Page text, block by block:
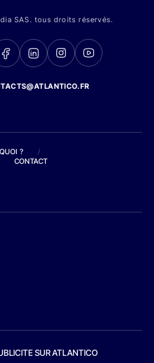
SAS. tous droits réservés.
?
/
CONTACT
SUR ATLANTICO